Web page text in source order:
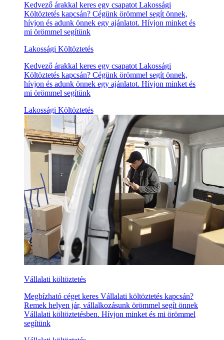
Kedvező árakkal keres egy csapatot Lakossági
Költöztetés kapcsán? Cégünk örömmel segít önnek,
hívjon és adunk önnek egy ajánlatot. Hívjon minket és
mi örömmel segítünk
Lakossági Költöztetés
Kedvező árakkal keres egy csapatot Lakossági
Költöztetés kapcsán? Cégünk örömmel segít önnek,
hívjon és adunk önnek egy ajánlatot. Hívjon minket és
mi örömmel segítünk
Lakossági Költöztetés
Vállalati költöztetés
Megbízható céget keres Vállalati költöztetés kapcsán?
Remek helyen jár, vállalkozásunk örömmel segít önnek
Vállalati költöztetésben. Hívjon minket és mi örömmel
segítünk